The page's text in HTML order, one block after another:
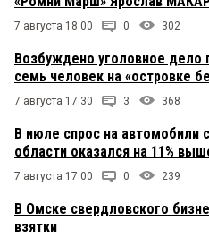
7 августа 18:00 0 302
Возбуждено уголовное
семь человек на «островке
7 августа 17:30 3 368
В июле спрос на автомобили
области оказался на 11%
7 августа 17:00 0 239
В Омске свердловского
взятки